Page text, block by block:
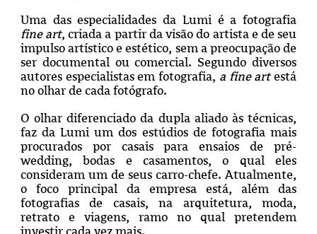
Uma das especialidades da Lumi é a fotografia
fine art, criada a partir da visão do artista e de seu
impulso artístico e estético, sem a preocupação de
ser documental ou comercial. Segundo diversos
autores especialistas em fotografia, a fine artestá
no olhar de cada fotógrafo.
O olhar diferenciado da dupla aliado às técnicas,
faz da Lumi um dos estúdios de fotografia mais
procurados por casais para ensaios de pré-
wedding, bodas e casamentos, o qual eles
consideram um de seus carro-chefe. Atualmente,
o foco principal da empresa está, além das
fotografias de casais, na arquitetura, moda,
retrato e viagens, ramo no qual pretendem
investir cada vez mais.